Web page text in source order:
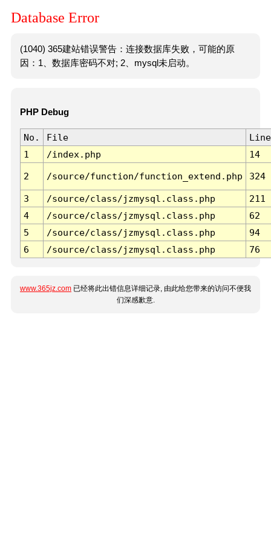
Database Error
(1040) 365建站错误警告：连接数据库失败，可能的原
因：1、数据库密码不对; 2、mysql未启动。
PHP Debug
No. File
Line
1
/index.php 14
2 /source/function/function_extend.php 324
3 /source/class/jzmysql.class.php
211
4
/source/class/jzmysql.class.php
62
5
/source/class/jzmysql.class.php
94
6
/source/class/jzmysql.class.php 76
www.365jz.com 已经将此出错信息详细记录, 由此给您带来的访问不便我
们深感歉意.